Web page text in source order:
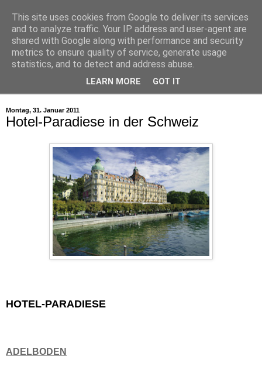
Montag, 31. Januar 2011
Hotel-Paradiese in der Schweiz
HOTEL-PARADIESE
ADELBODEN
This site uses cookies from Google to deliver its services
and to analyze traffic. Your IP address and user-agent are
shared with Google along with performance and security
metrics to ensure quality of service, generate usage
statistics, and to detect and address abuse.
LEARN MORE GOT IT